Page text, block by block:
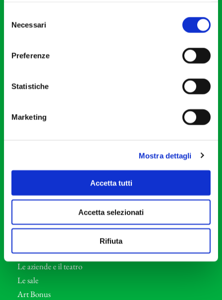
delNecessari
Preferenze
Statistiche
Marketing
Mostra dettagli
Accetta tutti
Accetta selezionati
Rifiuta
Via S. Giovanni sul Muro, 2
Cod. Fisc. 80078650159
Orchestra I Pomeriggi Musicali
Direttore Artistico
Professori d’Orchestra
Eventi Corporate
Le aziende e il teatro
Le sale
Art Bonus